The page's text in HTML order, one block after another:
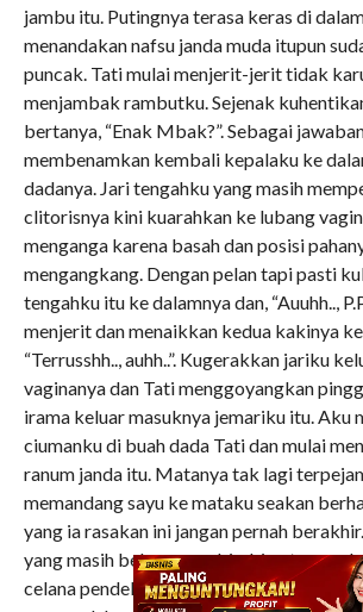
jambu itu. Putingnya terasa keras di
menandakan nafsu janda muda itupun
puncak. Tati mulai menjerit-jerit tidak
menjambak rambutku. Sejenak
bertanya, “Enak Mbak?”. Sebagai
membenamkan kembali kepalaku ke
dadanya. Jari tengahku yang masih
clitorisnya kini kuarahkan ke lubang
menganga karena basah dan posisi
mengangkang. Dengan pelan tapi pasti
tengahku itu ke dalamnya dan, “Auuhh..,
menjerit dan menaikkan kedua kakinya ke
“Terrusshh.., auhh..”. Kugerakkan jariku
vaginanya dan Tati menggoyangkan
irama keluar masuknya jemariku itu. Aku
ciumanku di buah dada Tati dan mulai
ranum janda itu. Matanya tak lagi
memandang sayu ke mataku seakan
yang ia rasakan ini jangan pernah
yang masih bebas, membimbing tangan
celana pendekku. Ketika tangannya